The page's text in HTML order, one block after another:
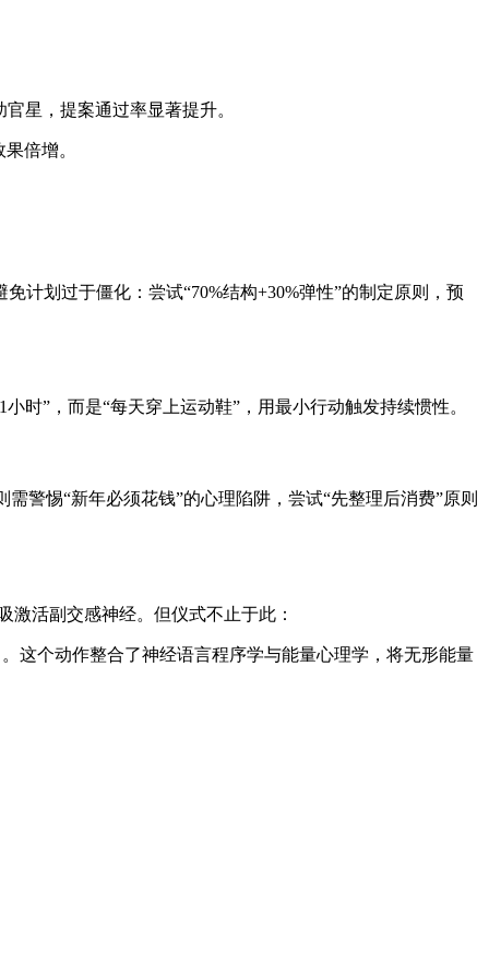
星，提案通过率显著提升。
倍增。
计划过于僵化：尝试“70%结构+30%弹性”的制定原则，预
时”，而是“每天穿上运动鞋”，用最小行动触发持续惯性。
警惕“新年必须花钱”的心理陷阱，尝试“先整理后消费”原则
活副交感神经。但仪式不止于此：
这个动作整合了神经语言程序学与能量心理学，将无形能量